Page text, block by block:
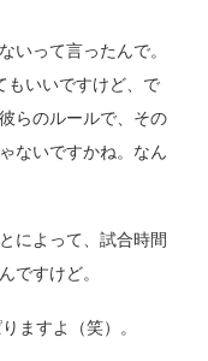
って言ったんで。
いいですけど、で
らのルールで、その
ないですかね。なん
によって、試合時間
ですけど。
ますよ（笑）。